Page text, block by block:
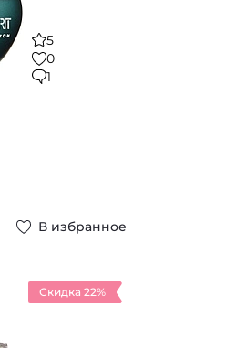
5
0
1
В избранное
Скидка 22%